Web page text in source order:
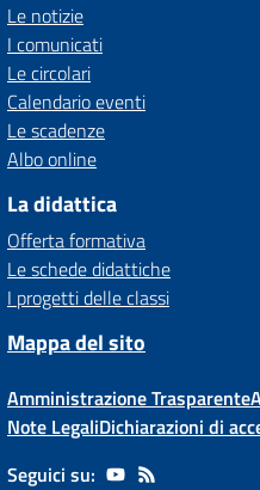
Le notizie
I comunicati
Le circolari
Calendario eventi
Le scadenze
Albo online
La didattica
Offerta formativa
Le schede didattiche
I progetti delle classi
Mappa del sito
Amministrazione Trasparente
Note LegaliDichiarazioni di
Seguici su: